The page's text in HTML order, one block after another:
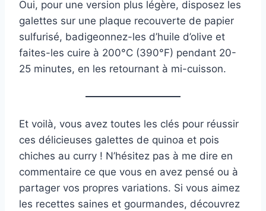
Oui, pour une version plus légère, disposez les
galettes sur une plaque recouverte de papier
sulfurisé, badigeonnez-les d’huile d’olive et
faites-les cuire à 200°C (390°F) pendant 20-
25 minutes, en les retournant à mi-cuisson.
Et voilà, vous avez toutes les clés pour réussir
ces délicieuses galettes de quinoa et pois
chiches au curry ! N’hésitez pas à me dire en
commentaire ce que vous en avez pensé ou à
partager vos propres variations. Si vous aimez
les recettes saines et gourmandes, découvrez